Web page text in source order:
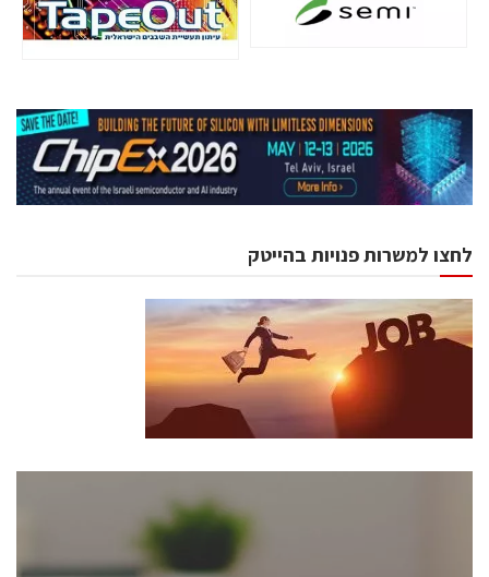
לחצו למשרות פנויות בהייטק
כנסים ואירועים